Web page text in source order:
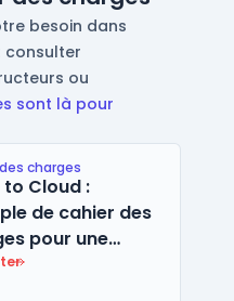
besoin dans
consulter
ou
sont là pour
charges
to Cloud :
de cahier des
pour une
vers le Cloud